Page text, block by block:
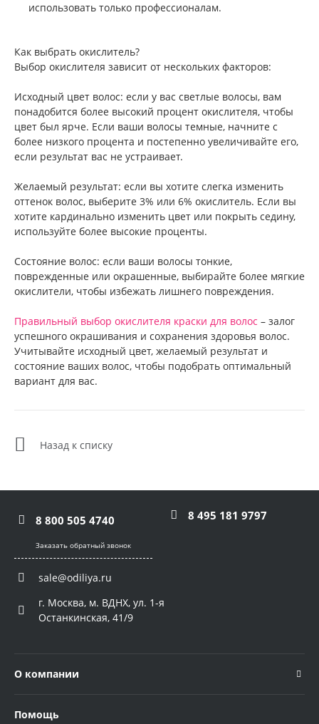
использовать только профессионалам.
Как выбрать окислитель?
Выбор окислителя зависит от нескольких факторов:
Исходный цвет волос: если у вас светлые волосы, вам
понадобится более высокий процент окислителя, чтобы
цвет был ярче. Если ваши волосы темные, начните с
более низкого процента и постепенно увеличивайте его,
если результат вас не устраивает.
Желаемый результат: если вы хотите слегка изменить
оттенок волос, выберите 3% или 6% окислитель. Если вы
хотите кардинально изменить цвет или покрыть седину,
используйте более высокие проценты.
Состояние волос: если ваши волосы тонкие,
поврежденные или окрашенные, выбирайте более мягкие
окислители, чтобы избежать лишнего повреждения.
Правильный выбор окислителя краски для волос – залог
успешного окрашивания и сохранения здоровья волос.
Учитывайте исходный цвет, желаемый результат и
состояние ваших волос, чтобы подобрать оптимальный
вариант для вас.
Назад к списку
8 800 505 4740 8 495 181 9797
Заказать обратный звонок
sale@odiliya.ru
г. Москва, м. ВДНХ, ул. 1-я
Останкинская, 41/9
О компании
Помощь